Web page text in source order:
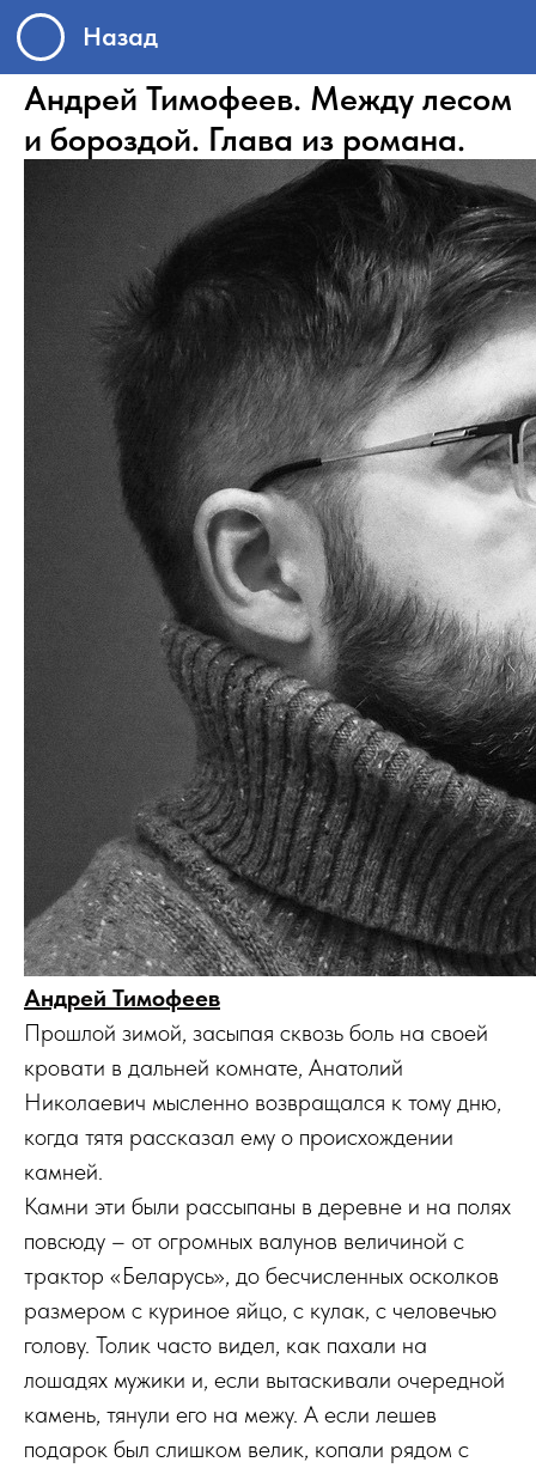
Назад
Андрей Тимофеев. Между лесом
и бороздой. Глава из романа.
Андрей Тимофеев
Прошлой зимой, засыпая сквозь боль на своей
кровати в дальней комнате, Анатолий
Николаевич мысленно возвращался к тому дню,
когда тятя рассказал ему о происхождении
камней.
Камни эти были рассыпаны в деревне и на полях
повсюду – от огромных валунов величиной с
трактор «Беларусь», до бесчисленных осколков
размером с куриное яйцо, с кулак, с человечью
голову. Толик часто видел, как пахали на
лошадях мужики и, если вытаскивали очередной
камень, тянули его на межу. А если лешев
подарок был слишком велик, копали рядом с